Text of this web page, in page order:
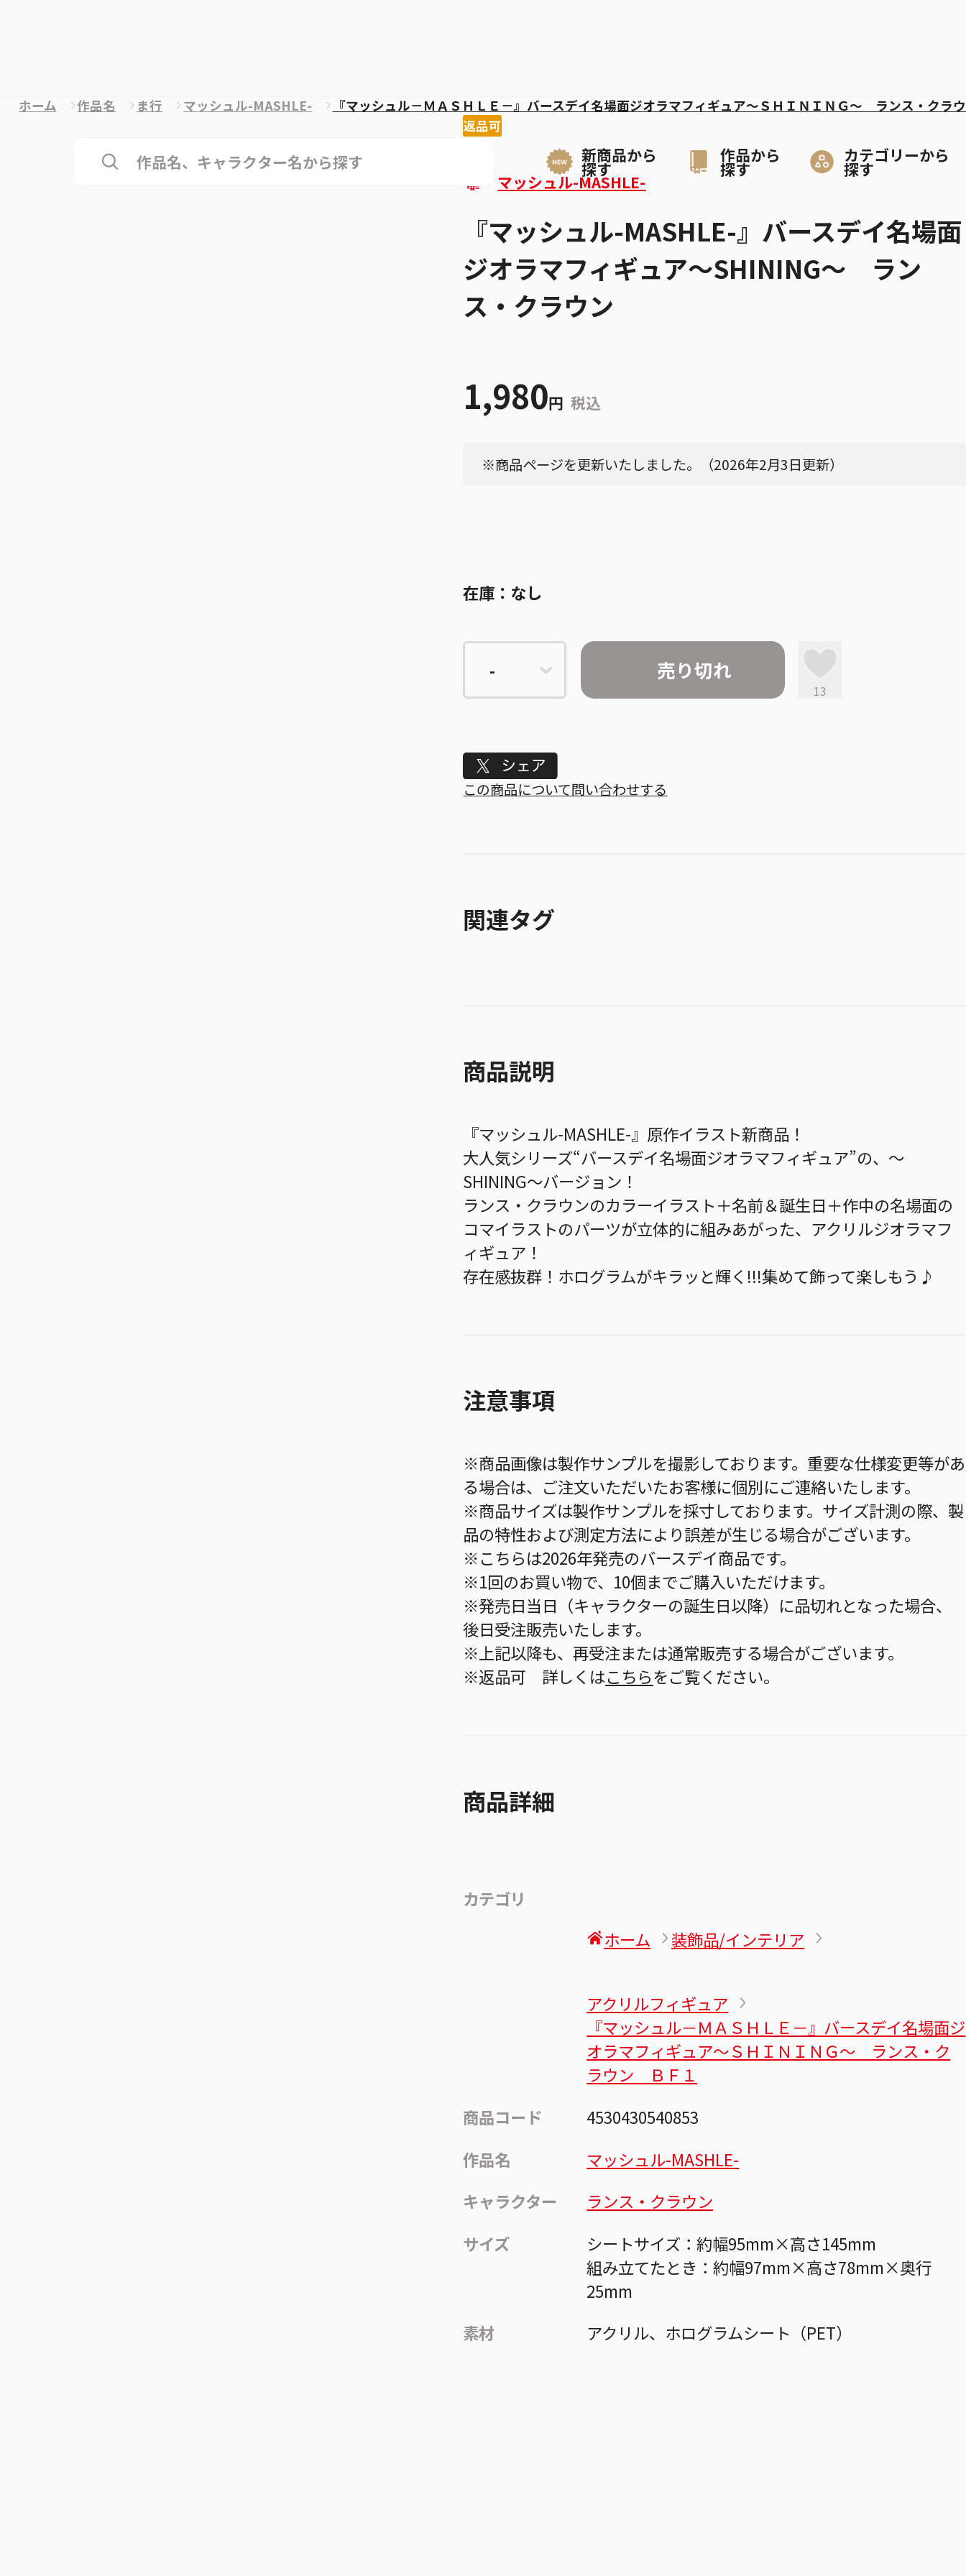
新商品から
探す
作品から
探す
カテゴリーから
探す
ホーム 作品名 ま行 マッシュル-MASHLE- 『マッシュル－ＭＡＳＨＬＥ－』バースデイ名場面ジオラマフィギュア～ＳＨＩＮＩＮＧ～ ランス・クラ
返品可
マッシュル-MASHLE-
『マッシュル-MASHLE-』バースデイ名場面
ジオラマフィギュア～SHINING～ ラン
ス・クラウン
1,980円 税込
※商品ページを更新いたしました。（2026年2月3日更新）
在庫： なし
売り切れ
13
Tweet
この商品について問い合わせする
関連タグ
商品説明
『マッシュル-MASHLE-』原作イラスト新商品！
大人気シリーズ“バースデイ名場面ジオラマフィギュア”の、～
SHINING～バージョン！
ランス・クラウンのカラーイラスト＋名前＆誕生日＋作中の名場面の
コマイラストのパーツが立体的に組みあがった、アクリルジオラマフ
ィギュア！
存在感抜群！ホログラムがキラッと輝く!!!集めて飾って楽しもう♪
注意事項
※商品画像は製作サンプルを撮影しております。重要な仕様変更等があ
る場合は、ご注文いただいたお客様に個別にご連絡いたします。
※商品サイズは製作サンプルを採寸しております。サイズ計測の際、製
品の特性および測定方法により誤差が生じる場合がございます。
※こちらは2026年発売のバースデイ商品です。
※1回のお買い物で、10個までご購入いただけます。
※発売日当日（キャラクターの誕生日以降）に品切れとなった場合、
後日受注販売いたします。
※上記以降も、再受注または通常販売する場合がございます。
※返品可 詳しくはこちらをご覧ください。
商品詳細
カテゴリ
ホーム
装飾品/インテリア
アクリルフィギュア
『マッシュル－ＭＡＳＨＬＥ－』バースデイ名場面ジ
オラマフィギュア～ＳＨＩＮＩＮＧ～ ランス・ク
ラウン ＢＦ１
商品コード
4530430540853
作品名
マッシュル-MASHLE-
キャラクター
ランス・クラウン
サイズ
シートサイズ：約幅95mm×高さ145mm
組み立てたとき：約幅97mm×高さ78mm×奥行
25mm
素材
アクリル、ホログラムシート（PET）